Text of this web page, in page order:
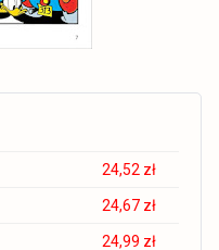
24,52 zł
24,67 zł
24,99 zł